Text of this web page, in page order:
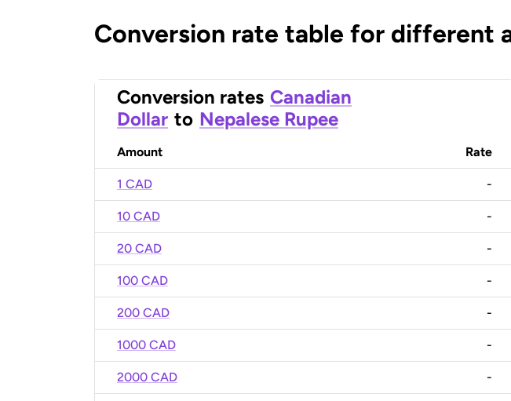
Conversion rate table for different
Conversion rates Canadian
Dollar to Nepalese Rupee
Amount Rate
1 CAD -
10 CAD -
20 CAD -
100 CAD -
200 CAD -
1000 CAD -
2000 CAD -